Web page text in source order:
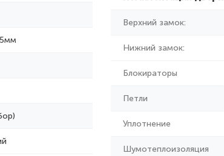
Верхний замок:
Нижний замок:
Блокираторы
Петли
Уплотнение
Шумотеплоизоляция